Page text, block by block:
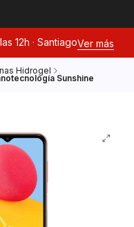
12h · SantiagoVer más
Hidrogel
Sunshine